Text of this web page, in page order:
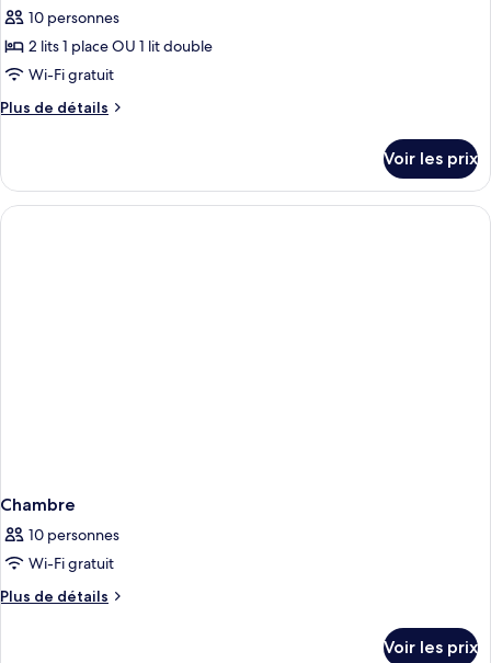
Bedroom
photos
pour
ce
type
de
APARTMENT
ONE
BEDROOM
10 personnes
2 lits 1 place OU 1 lit double
Wi-Fi gratuit
Plus de détails
Plus
le
type
de
Voir les prix
Chambre
10 personnes
Wi-Fi gratuit
Plus de détails
Plus
Voir les prix